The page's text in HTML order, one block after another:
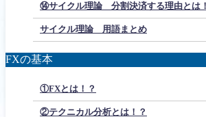
⑭サイクル理論 分割決済する理由とは
サイクル理論 用語まとめ
FXの基本
①FXとは！？
②テクニカル分析とは！？